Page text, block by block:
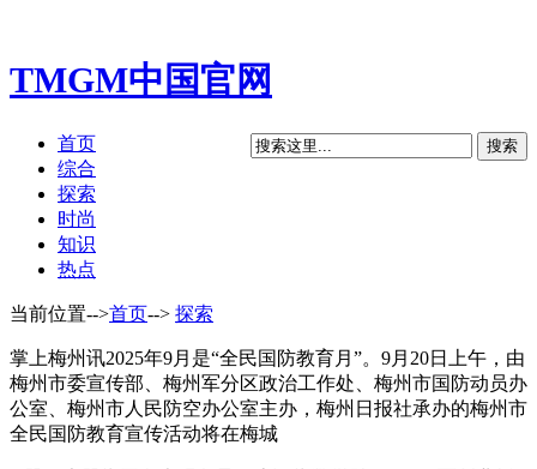
TMGM中国官网
首页
综合
探索
时尚
知识
热点
当前位置-->首页--> 探索
掌上梅州讯2025年9月是“全民国防教育月”。9月20日上午，由
梅州市委宣传部、梅州军分区政治工作处、梅州市国防动员办
公室、梅州市人民防空办公室主办，梅州日报社承办的梅州市
全民国防教育宣传活动将在梅城